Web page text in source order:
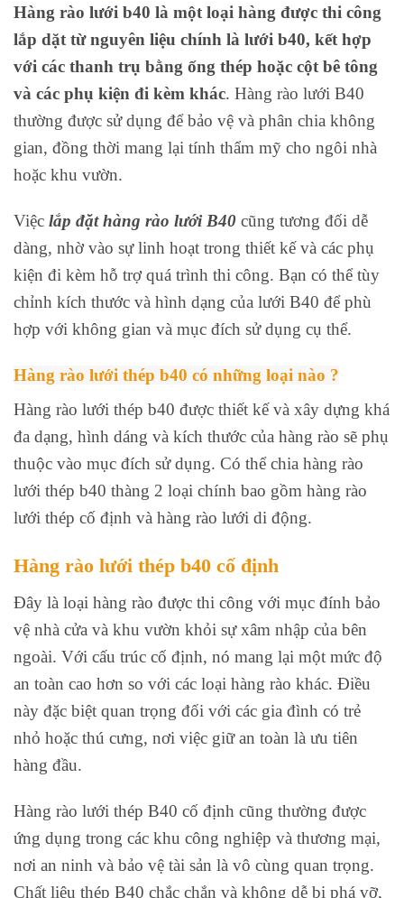
Hàng rào lưới b40 là một loại hàng được thi công
lắp dặt từ nguyên liệu chính là lưới b40, kết hợp
với các thanh trụ bằng ống thép hoặc cột bê tông
và các phụ kiện đi kèm khác. Hàng rào lưới B40
thường được sử dụng để bảo vệ và phân chia không
gian, đồng thời mang lại tính thẩm mỹ cho ngôi nhà
hoặc khu vườn.
Việc lắp đặt hàng rào lưới B40 cũng tương đối dễ
dàng, nhờ vào sự linh hoạt trong thiết kế và các phụ
kiện đi kèm hỗ trợ quá trình thi công. Bạn có thể tùy
chỉnh kích thước và hình dạng của lưới B40 để phù
hợp với không gian và mục đích sử dụng cụ thể.
Hàng rào lưới thép b40 có những loại nào ?
Hàng rào lưới thép b40 được thiết kế và xây dựng khá
đa dạng, hình dáng và kích thước của hàng rào sẽ phụ
thuộc vào mục đích sử dụng. Có thể chia hàng rào
lưới thép b40 thàng 2 loại chính bao gồm hàng rào
lưới thép cố định và hàng rào lưới di động.
Hàng rào lưới thép b40 cố định
Đây là loại hàng rào được thi công với mục đính bảo
vệ nhà cửa và khu vườn khỏi sự xâm nhập của bên
ngoài. Với cấu trúc cố định, nó mang lại một mức độ
an toàn cao hơn so với các loại hàng rào khác. Điều
này đặc biệt quan trọng đối với các gia đình có trẻ
nhỏ hoặc thú cưng, nơi việc giữ an toàn là ưu tiên
hàng đầu.
Hàng rào lưới thép B40 cố định cũng thường được
ứng dụng trong các khu công nghiệp và thương mại,
nơi an ninh và bảo vệ tài sản là vô cùng quan trọng.
Chất liệu thép B40 chắc chắn và không dễ bị phá vỡ,